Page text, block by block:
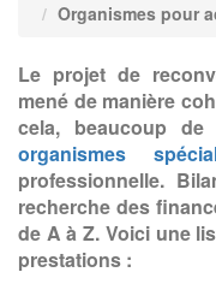
Organismes pour
Le projet de
mené de manière
cela, beaucoup
organismes
professionnelle.
recherche des
de A à Z. Voici une
prestations :